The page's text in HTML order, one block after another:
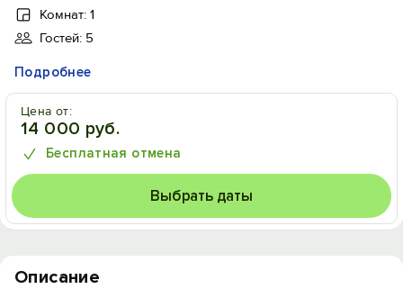
Комнат: 1
Гостей: 5
Подробнее
Цена от:
14 000 руб.
Бесплатная отмена
Выбрать даты
Описание